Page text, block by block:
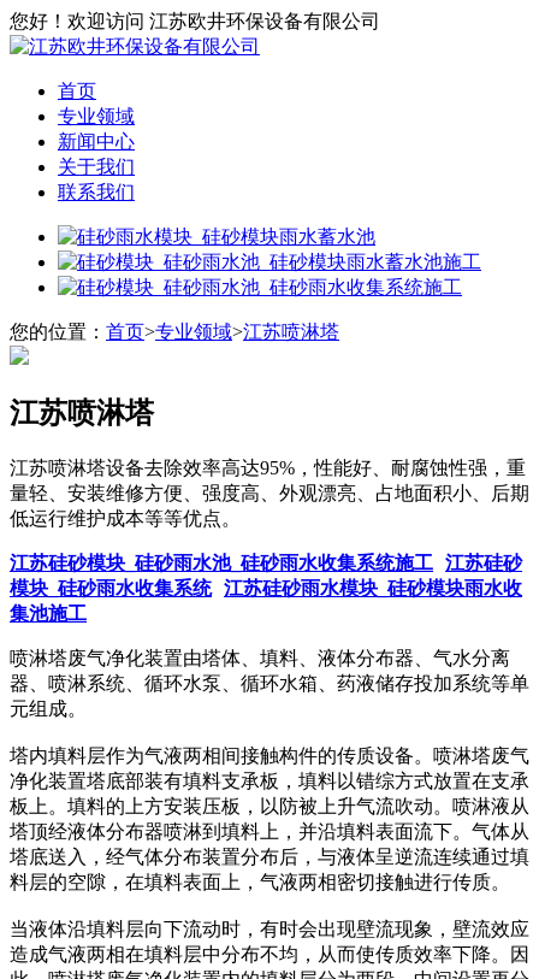
您好！欢迎访问 江苏欧井环保设备有限公司
首页
专业领域
新闻中心
关于我们
联系我们
您的位置： 首页>专业领域>江苏喷淋塔
江苏喷淋塔
江苏喷淋塔设备去除效率高达95%，性能好、耐腐蚀性强，重
量轻、安装维修方便、强度高、外观漂亮、占地面积小、后期
低运行维护成本等等优点。
江苏硅砂模块_硅砂雨水池_硅砂雨水收集系统施工 江苏硅砂
模块_硅砂雨水收集系统 江苏硅砂雨水模块_硅砂模块雨水收
集池施工
喷淋塔废气净化装置由塔体、填料、液体分布器、气水分离
器、喷淋系统、循环水泵、循环水箱、药液储存投加系统等单
元组成。
塔内填料层作为气液两相间接触构件的传质设备。喷淋塔废气
净化装置塔底部装有填料支承板，填料以错综方式放置在支承
板上。填料的上方安装压板，以防被上升气流吹动。喷淋液从
塔顶经液体分布器喷淋到填料上，并沿填料表面流下。气体从
塔底送入，经气体分布装置分布后，与液体呈逆流连续通过填
料层的空隙，在填料表面上，气液两相密切接触进行传质。
当液体沿填料层向下流动时，有时会出现壁流现象，壁流效应
造成气液两相在填料层中分布不均，从而使传质效率下降。因